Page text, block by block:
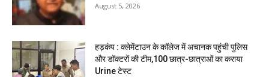
August 5, 2026
हड़कंप : क्लेमेंटाउन के कॉलेज में अचानक पहुंची पुलिस
और डॉक्टरों की टीम,100 छात्र-छात्राओं का कराया
Urine टेस्ट